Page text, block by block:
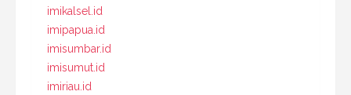
imikalsel.id
imipapua.id
imisumbar.id
imisumut.id
imiriau.id